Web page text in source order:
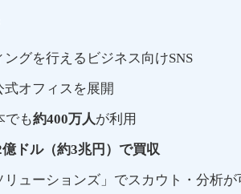
グを行えるビジネス向けSNS
オフィスを展開
でも約400万人が利用
億ドル（約3兆円）で買収
ューションズ」でスカウト・分析が